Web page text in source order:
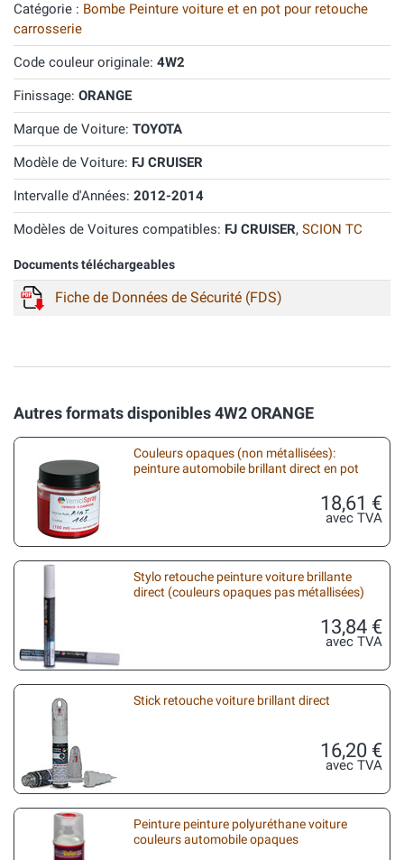
Catégorie : Bombe Peinture voiture et en pot pour retouche
carrosserie
Code couleur originale: 4W2
Finissage: ORANGE
Marque de Voiture: TOYOTA
Modèle de Voiture: FJ CRUISER
Intervalle d'Années: 2012-2014
Modèles de Voitures compatibles: FJ CRUISER, SCION TC
Documents téléchargeables
Fiche de Données de Sécurité (FDS)
Autres formats disponibles 4W2 ORANGE
Couleurs opaques (non métallisées):
peinture automobile brillant direct en pot
18,61 €
avec TVA
Stylo retouche peinture voiture brillante
direct (couleurs opaques pas métallisées)
13,84 €
avec TVA
Stick retouche voiture brillant direct
16,20 €
avec TVA
Peinture peinture polyuréthane voiture
couleurs automobile opaques